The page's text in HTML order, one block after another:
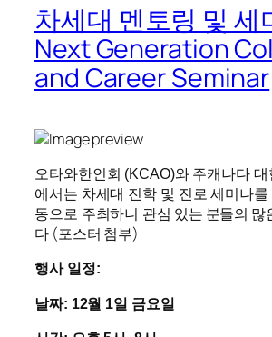
차세대 멘토링 및 세
Next Generation
and Career Seminar
오타와한인회 (KCAO)와 주캐나다
에서는 차세대 진학 및 진로 세미나
동으로 주최하니 관심 있는 분들의 많
다 (포스터 첨부)
행사 일정:
날짜: 12월 1 일 금요일